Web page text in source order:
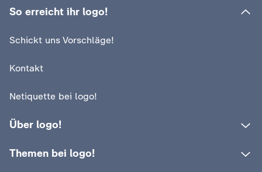
Das ist Wladimir Putin
Woher der
So erreicht ihr logo!
Schickt uns Vorschläge!
Kontakt
Netiquette bei logo!
Über logo!
Themen bei logo!